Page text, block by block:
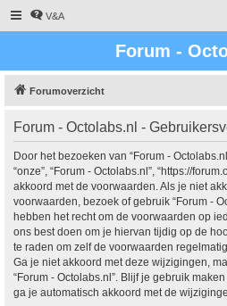
V&A
Forum -
Forumoverzicht
Forum - Octolabs.nl -
Door het bezoeken van “Forum -
“onze”, “Forum - Octolabs.nl”, “https://
akkoord met de voorwaarden. Als je niet
voorwaarden, bezoek of gebruik “Forum -
hebben het recht om de voorwaarden op
ons best doen om je hiervan tijdig op de
te raden om zelf de voorwaarden
Ga je niet akkoord met deze wijzigingen,
“Forum - Octolabs.nl”. Blijf je gebruik
ga je automatisch akkoord met de